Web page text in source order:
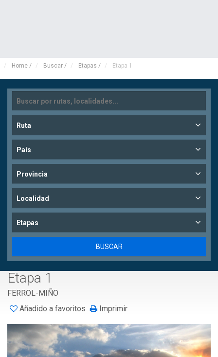
Home / Buscar / Etapas / Etapa 1
Ruta
País
Provincia
Localidad
Etapas
Etapa 1
FERROL-MIÑO
Añadido a favoritos
Imprimir